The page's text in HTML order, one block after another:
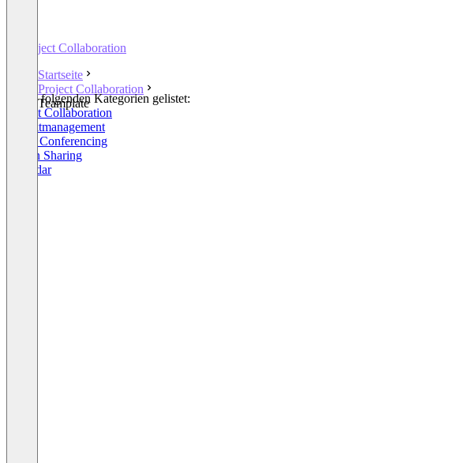
Project Collaboration
Startseite
Project Collaboration
Teamplate
In den folgenden Kategorien gelistet:
Project Collaboration
Projektmanagement
Video Conferencing
Screen Sharing
Calendar